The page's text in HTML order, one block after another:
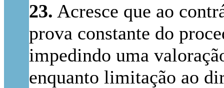
23. Acresce que ao
prova constante do
impedindo uma
enquanto limitação ao